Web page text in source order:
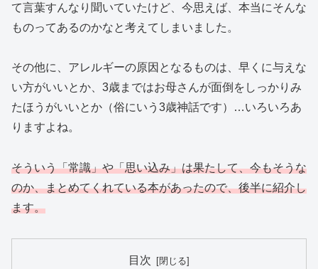
て言葉すんなり聞いていたけど、今思えば、本当にそんな
ものってあるのかなと考えてしまいました。
その他に、アレルギーの原因となるものは、早くに与えな
い方がいいとか、3歳まではお母さんが面倒をしっかりみ
たほうがいいとか（俗にいう3歳神話です）…いろいろあ
りますよね。
そういう「常識」や「思い込み」は果たして、今もそうな
のか、まとめてくれている本があったので、後半に紹介し
ます。
目次